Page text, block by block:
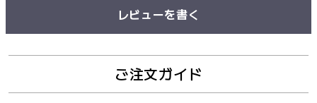
レビューを書く
ご注文ガイド